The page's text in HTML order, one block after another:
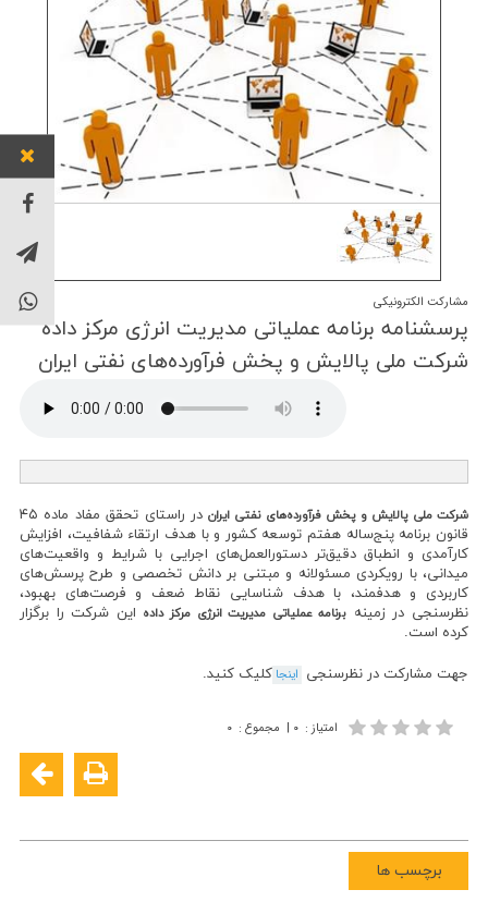
مشارکت الکترونیکی
پرسشنامه برنامه عملیاتی مدیریت انرژی مركز داده
شركت ملی پالایش و پخش فرآورده‌های نفتی ایران
شرکت ملی پالایش و پخش فرآورده‌های نفتی ایران
در راستای تحقق مفاد ماده ۴۵
قانون برنامه پنج‌ساله هفتم توسعه کشور و با هدف ارتقاء شفافیت، افزایش
کارآمدی و انطباق دقیق‌تر دستورالعمل‌های اجرایی با شرایط و واقعیت‌های
میدانی، با رویکردی مسئولانه و مبتنی بر دانش تخصصی و طرح پرسش‌های
کاربردی و هدفمند، با هدف شناسایی نقاط ضعف و فرصت‌های بهبود،
نظرسنجی در زمینه برنامه عملیاتی مدیریت انرژی مرکز داده این شرکت را برگزار
کرده است.
جهت مشارکت در نظرسنجی اینجا کلیک کنید.
امتیاز : ۰ | مجموع : ۰
برچسب ها